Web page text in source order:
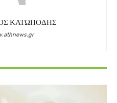
ΚΑΤΩΠΟΔΗΣ